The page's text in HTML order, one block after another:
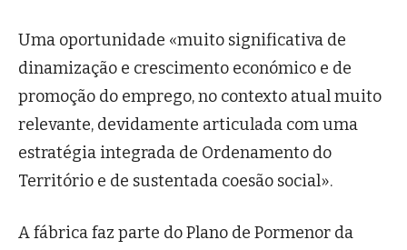
Uma oportunidade «muito significativa de
dinamização e crescimento económico e de
promoção do emprego, no contexto atual muito
relevante, devidamente articulada com uma
estratégia integrada de Ordenamento do
Território e de sustentada coesão social».
A fábrica faz parte do Plano de Pormenor da